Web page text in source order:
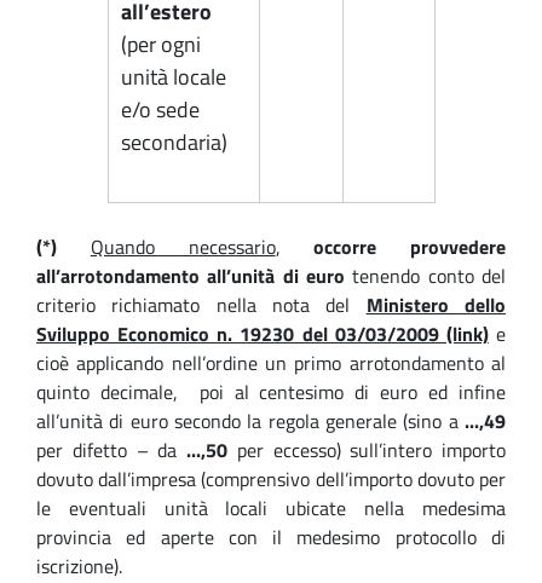
all’estero
(per ogni
unità locale
e/o sede
secondaria)
(*) Quando necessario,occorre provvedere
all’arrotondamento all’unità di euro tenendo conto del
criterio richiamato nella nota del Ministero dello
Sviluppo Economico n. 19230 del 03/03/2009 (link)e
cioè applicando nell’ordine un primo arrotondamento al
quinto decimale, poi al centesimo di euro ed infine
all’unità di euro secondo la regola generale (sino a ...,49
per difetto – da ...,50 per eccesso) sull’intero importo
dovuto dall’impresa (comprensivo dell’importo dovuto per
le eventuali unità locali ubicate nella medesima
provincia ed aperte con il medesimo protocollo di
iscrizione).